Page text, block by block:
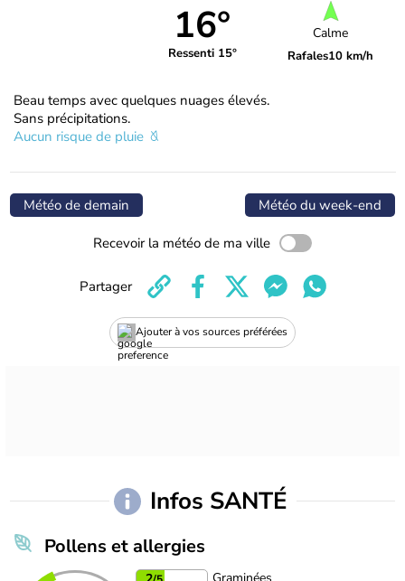
16°
Ressenti 15°
Calme
Rafales10 km/h
Beau temps avec quelques nuages élevés.
Sans précipitations.
Aucun risque de pluie
Météo de demain Météo du week-end
Recevoir la météo de ma ville
Ajouter à vos sources préférées
Partager
Infos SANTÉ
Pollens et allergies